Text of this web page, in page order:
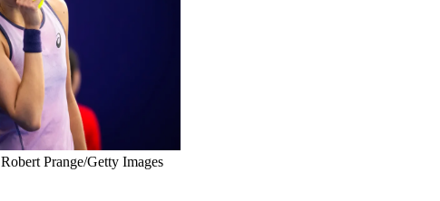
Robert Prange/Getty Images